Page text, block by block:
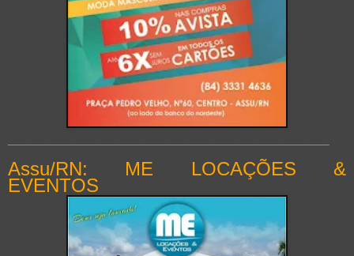
Assu/RN: ME LOCAÇÕES &
EVENTOS